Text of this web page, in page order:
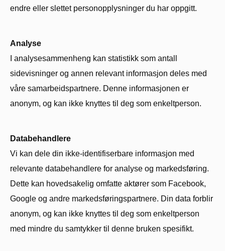
endre eller slettet personopplysninger du har oppgitt.
Analyse
I analysesammenheng kan statistikk som antall
sidevisninger og annen relevant informasjon deles med
våre samarbeidspartnere. Denne informasjonen er
anonym, og kan ikke knyttes til deg som enkeltperson.
Databehandlere
Vi kan dele din ikke-identifiserbare informasjon med
relevante databehandlere for analyse og markedsføring.
Dette kan hovedsakelig omfatte aktører som Facebook,
Google og andre markedsføringspartnere. Din data forblir
anonym, og kan ikke knyttes til deg som enkeltperson
med mindre du samtykker til denne bruken spesifikt.